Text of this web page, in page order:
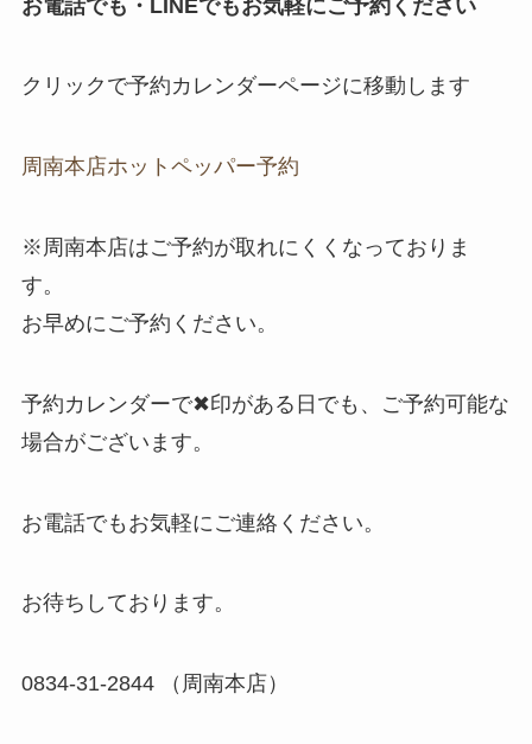
お電話でも・LINEでもお気軽にご予約ください
クリックで予約カレンダーページに移動します
周南本店ホットペッパー予約
※周南本店はご予約が取れにくくなっておりま
す。
お早めにご予約ください。
予約カレンダーで✖印がある日でも、ご予約可能な
場合がございます。
お電話でもお気軽にご連絡ください。
お待ちしております。
​0834-31-2844 （周南本店）